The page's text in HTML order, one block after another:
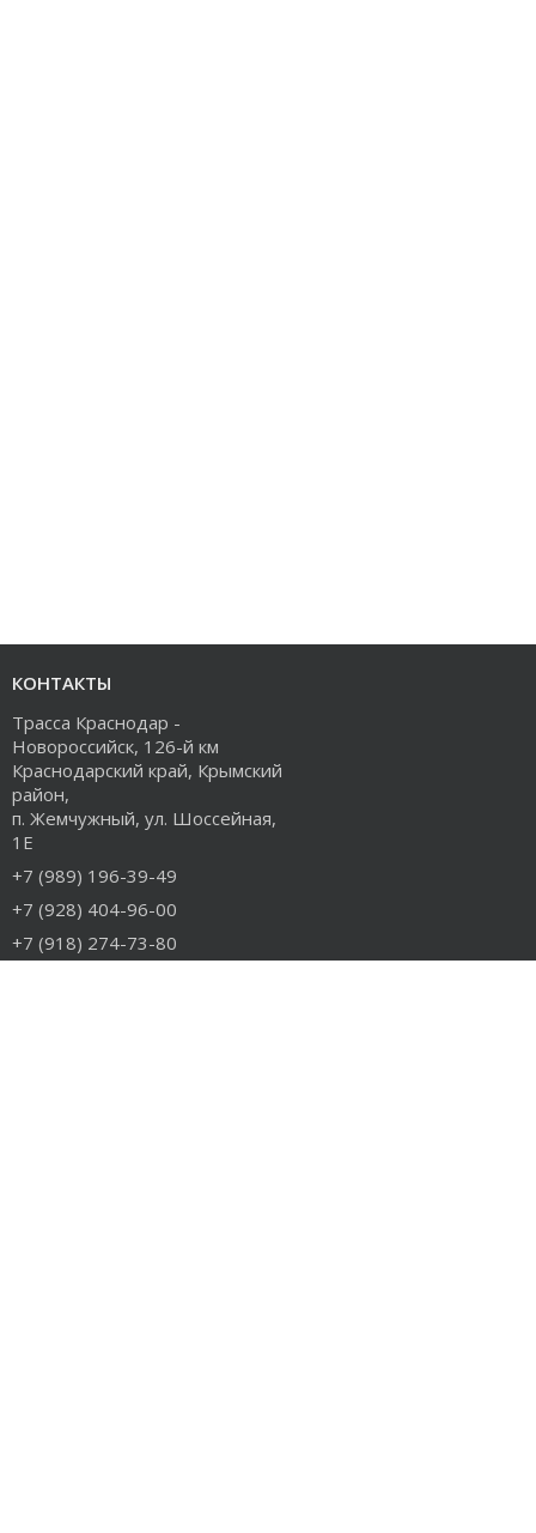
КОНТАКТЫ
Трасса Краснодар -
Новороссийск, 126-й км
Краснодарский край, Крымский
район,
п. Жемчужный, ул. Шоссейная,
1Е
+7 (989) 196-39-49
+7 (928) 404-96-00
+7 (918) 274-73-80